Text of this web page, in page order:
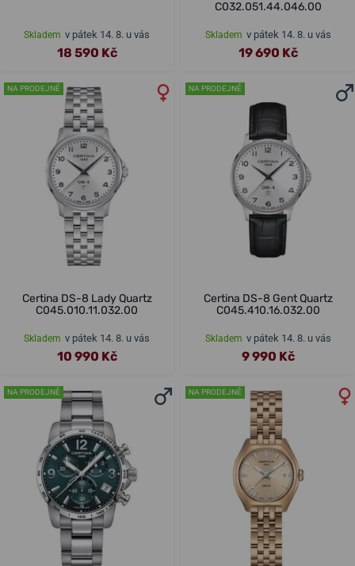
Skladem v pátek 14. 8. u vás
18 590 Kč
C032.051.44.046.00
Skladem v pátek 14. 8. u vás
19 690 Kč
NA PRODEJNĚ
Certina DS-8 Lady Quartz
C045.010.11.032.00
Skladem v pátek 14. 8. u vás
10 990 Kč
NA PRODEJNĚ
Certina DS-8 Gent Quartz
C045.410.16.032.00
Skladem v pátek 14. 8. u vás
9 990 Kč
NA PRODEJNĚ NA PRODEJNĚ